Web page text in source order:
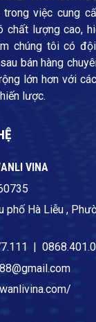
trong việc cung
chất lượng cao,
chúng tôi có
bán hàng
lớn hơn với
lược.
VINA
phố Hà Liễu ,